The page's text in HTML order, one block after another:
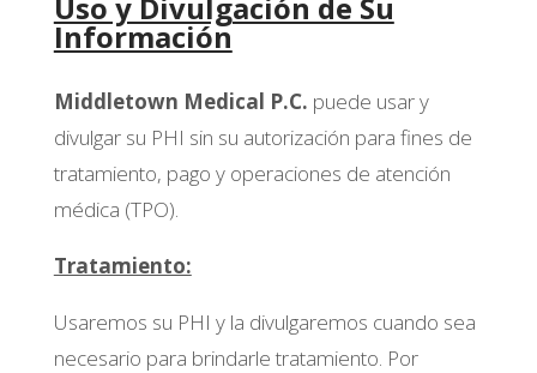
Información
Middletown Medical P.C. puede usar y
divulgar su PHI sin su autorización para fines de
tratamiento, pago y operaciones de atención
médica (TPO).
Tratamiento:
Usaremos su PHI y la divulgaremos cuando sea
necesario para brindarle tratamiento. Por